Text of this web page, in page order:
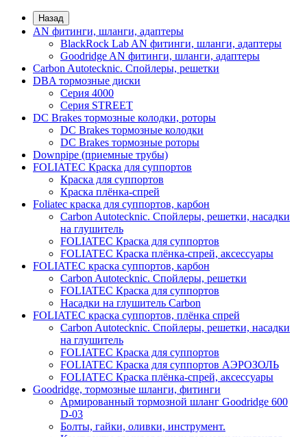
Назад
AN фитинги, шланги, адаптеры
BlackRock Lab AN фитинги, шланги, адаптеры
Goodridge AN фитинги, шланги, адаптеры
Carbon Autotecknic. Спойлеры, решетки
DBA тормозные диски
Серия 4000
Серия STREET
DC Brakes тормозные колодки, роторы
DC Brakes тормозные колодки
DC Brakes тормозные роторы
Downpipe (приемные трубы)
FOLIATEC Краска для суппортов
Краска для суппортов
Краска плёнка-спрей
Foliatec краска для суппортов, карбон
Carbon Autotecknic. Спойлеры, решетки, насадки
на глушитель
FOLIATEC Краска для суппортов
FOLIATEC Краска плёнка-спрей, аксессуары
FOLIATEC краска суппортов, карбон
Carbon Autotecknic. Спойлеры, решетки
FOLIATEC Краска для суппортов
Насадки на глушитель Carbon
FOLIATEC краска суппортов, плёнка спрей
Carbon Autotecknic. Спойлеры, решетки, насадки
на глушитель
FOLIATEC Краска для суппортов
FOLIATEC Краска для суппортов АЭРОЗОЛЬ
FOLIATEC Краска плёнка-спрей, аксессуары
Goodridge, тормозные шланги, фитинги
Армированный тормозной шланг Goodridge 600
D-03
Болты, гайки, оливки, инструмент.